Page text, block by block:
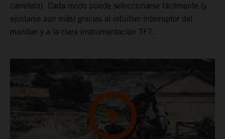
carretera). Cada modo puede seleccionarse fácilmente (y
ajustarse aún más) gracias al intuitivo interruptor del
manillar y a la clara instrumentación TFT.